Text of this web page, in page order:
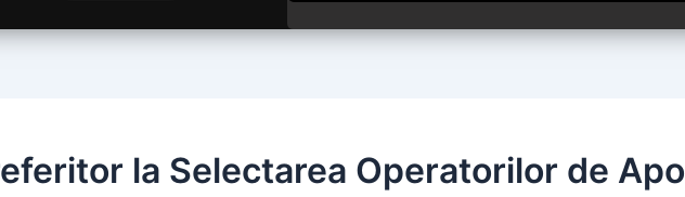
la Selectarea Operatorilor de